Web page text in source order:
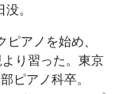
。
アノを始め、
り習った。東京
ピアノ科卒。